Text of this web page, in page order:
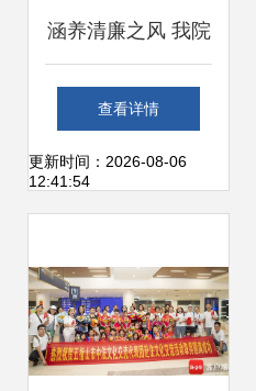
涵养清廉之风 我院
师生参观廉政文化
艺术作品展的感悟
查看详情
更新时间：2026-08-06
12:41:54